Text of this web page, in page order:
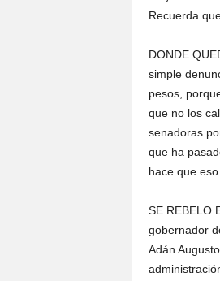
Recuerda
DONDE
simple
pesos,
que no los
senadoras
que ha
hace que
SE REBELO
gobernador
Adán